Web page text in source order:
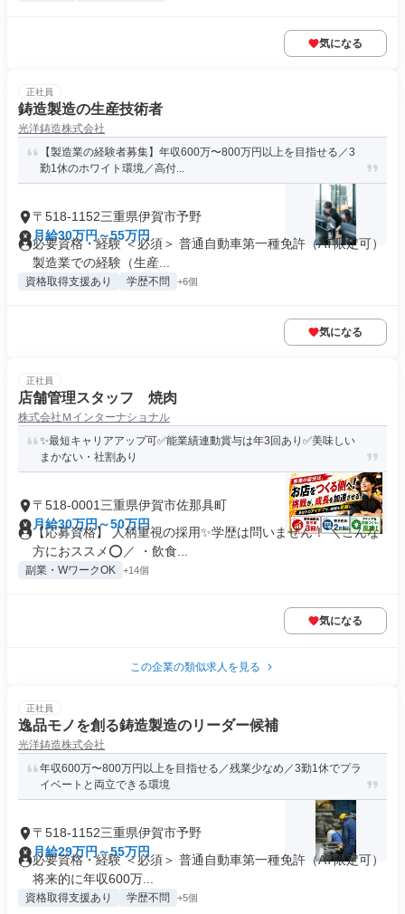
気になる
正社員
鋳造製造の生産技術者
光洋鋳造株式会社
【製造業の経験者募集】年収600万〜800万円以上を目指せる／3
勤1休のホワイト環境／高付...
〒518-1152三重県伊賀市予野
月給30万円～55万円
必要資格・経験 ＜必須＞ 普通自動車第一種免許（AT限定可）
製造業での経験（生産...
資格取得支援あり 学歴不問 +6個
気になる
正社員
店舗管理スタッフ 焼肉
株式会社Ｍインターナショナル
✨最短キャリアアップ可✅能業績連動賞与は年3回あり✅美味しい
まかない・社割あり
〒518-0001三重県伊賀市佐那具町
月給30万円～50万円
【応募資格】 人柄重視の採用✨学歴は問いません！ ＼こんな
方におススメ⭕️／ ・飲食...
副業・WワークOK +14個
気になる
この企業の類似求人を見る
正社員
逸品モノを創る鋳造製造のリーダー候補
光洋鋳造株式会社
年収600万〜800万円以上を目指せる／残業少なめ／3勤1休でプラ
イベートと両立できる環境
〒518-1152三重県伊賀市予野
月給29万円～55万円
必要資格・経験 ＜必須＞ 普通自動車第一種免許（AT限定可）
将来的に年収600万...
資格取得支援あり 学歴不問 +5個